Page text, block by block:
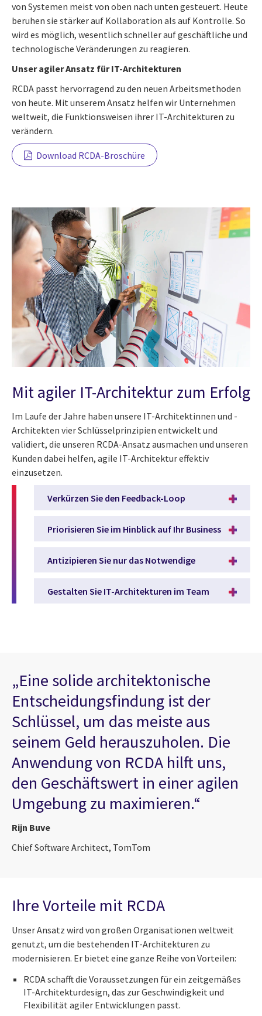
von Systemen meist von oben nach unten gesteuert. Heute
beruhen sie stärker auf Kollaboration als auf Kontrolle. So
wird es möglich, wesentlich schneller auf geschäftliche und
technologische Veränderungen zu reagieren.
Unser agiler Ansatz für IT-Architekturen
RCDA passt hervorragend zu den neuen Arbeitsmethoden
von heute. Mit unserem Ansatz helfen wir Unternehmen
weltweit, die Funktionsweisen ihrer IT-Architekturen zu
verändern.
Download RCDA-Broschüre
Mit agiler IT-Architektur zum Erfolg
Im Laufe der Jahre haben unsere IT-Architektinnen und -
Architekten vier Schlüsselprinzipien entwickelt und
validiert, die unseren RCDA-Ansatz ausmachen und unseren
Kunden dabei helfen, agile IT-Architektur effektiv
einzusetzen.
Verkürzen Sie den Feedback-Loop
Priorisieren Sie im Hinblick auf Ihr Business
Antizipieren Sie nur das Notwendige
Gestalten Sie IT-Architekturen im Team
„Eine solide architektonische
Entscheidungsfindung ist der
Schlüssel, um das meiste aus
seinem Geld herauszuholen. Die
Anwendung von RCDA hilft uns,
den Geschäftswert in einer agilen
Umgebung zu maximieren.“
Rijn Buve
Chief Software Architect, TomTom
Ihre Vorteile mit RCDA
Unser Ansatz wird von großen Organisationen weltweit
genutzt, um die bestehenden IT-Architekturen zu
modernisieren. Er bietet eine ganze Reihe von Vorteilen:
RCDA schafft die Voraussetzungen für ein zeitgemäßes
IT-Architekturdesign, das zur Geschwindigkeit und
Flexibilität agiler Entwicklungen passt.